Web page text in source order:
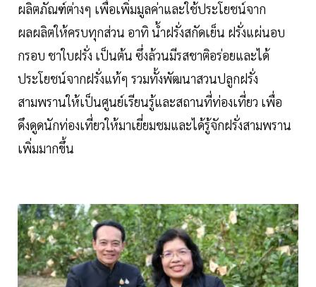
ผลิตภัณฑ์ต่างๆ เพื่อเพิ่มมูลค่าและใช้ประโยชน์จาก
ผลผลิตให้ครบทุกส่วน อาทิ น้ำฝรั่งสกัดเย็น ฝรั่งแผ่นอบ
กรอบ ชาใบฝรั่ง เป็นต้น ซึ่งล้วนมีรสชาติอร่อยและได้
ประโยชน์จากฝรั่งแท้ๆ รวมทั้งพัฒนาสวนปลูกฝรั่ง
สามพรานให้เป็นศูนย์เรียนรู้และสถานที่ท่องเที่ยว เพื่อ
ดึงดูดนักท่องเที่ยวให้มาเยี่ยมชมและได้รู้จักฝรั่งสามพราน
เพิ่มมากขึ้น